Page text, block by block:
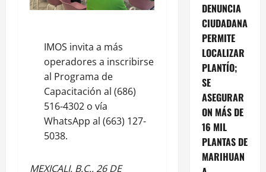
IMOS invita a más
operadores a inscribirse
al Programa de
Capacitación al (686)
516-4302 o vía
WhatsApp al (663) 127-
5038.
MEXICALI, B.C., 26 DE
DENUNCIA
CIUDADANA
PERMITE
LOCALIZAR
PLANTÍO;
SE
ASEGURAR
ON MÁS DE
16 MIL
PLANTAS DE
MARIHUAN